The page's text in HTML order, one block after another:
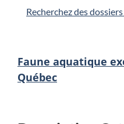
Recherchez des
Faune aquatique
Québec